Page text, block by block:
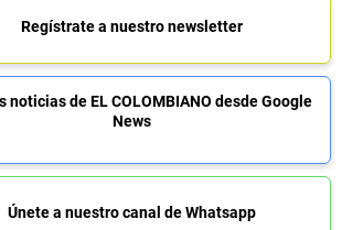
Regístrate a nuestro newsletter
noticias de EL COLOMBIANO desde Google
News
Únete a nuestro canal de Whatsapp